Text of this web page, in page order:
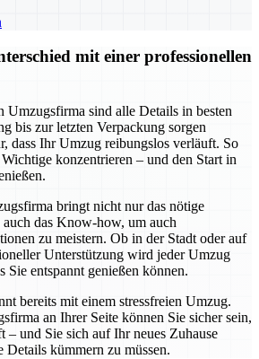
mit einer professionellen
Umzugsfirma sind alle Details in besten
bis zur letzten Verpackung sorgen
dass Ihr Umzug reibungslos verläuft. So
konzentrieren – und den Start in
bringt nicht nur das nötige
das Know-how, um auch
zu meistern. Ob in der Stadt oder auf
Unterstützung wird jeder Umzug
Sie entspannt genießen können.
bereits mit einem stressfreien Umzug.
an Ihrer Seite können Sie sicher sein,
– und Sie sich auf Ihr neues Zuhause
Details kümmern zu müssen.